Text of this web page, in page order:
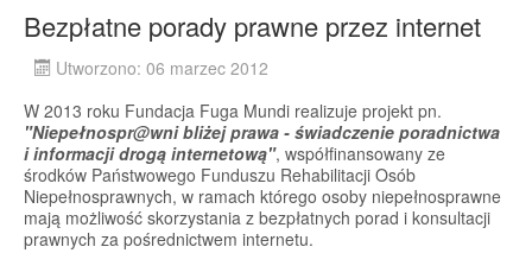
Bezpłatne porady prawne przez internet
Utworzono: 06 marzec 2012
W 2013 roku Fundacja Fuga Mundi realizuje projekt pn.
"Niepełnospr@wni bliżej prawa - świadczenie poradnictwa
i informacji drogą internetową", współfinansowany ze
środków Państwowego Funduszu Rehabilitacji Osób
Niepełnosprawnych, w ramach którego osoby niepełnosprawne
mają możliwość skorzystania z bezpłatnych porad i konsultacji
prawnych za pośrednictwem internetu.